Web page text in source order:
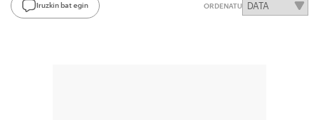
Iruzkin bat egin ORDENATU